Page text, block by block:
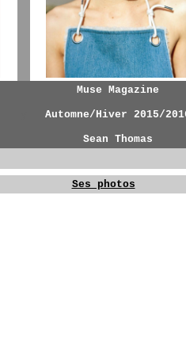
Muse Magazine
Automne/Hiver 2015/
Sean Thomas
Ses photos